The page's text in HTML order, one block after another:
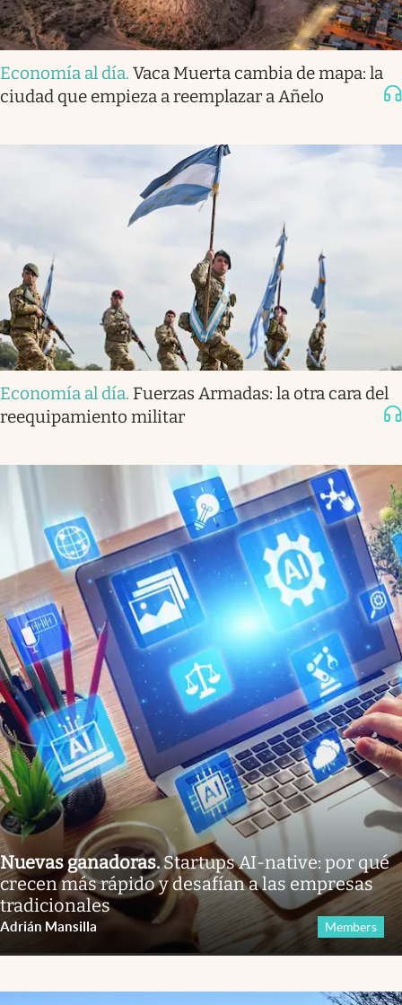
Economía al día. Vaca Muerta cambia de mapa: la
ciudad que empieza a reemplazar a Añelo
Economía al día. Fuerzas Armadas: la otra cara del
reequipamiento militar
Nuevas ganadoras.Startups AI-native: por qué
crecen más rápido y desafían a las empresas
tradicionales
Adrián Mansilla Members